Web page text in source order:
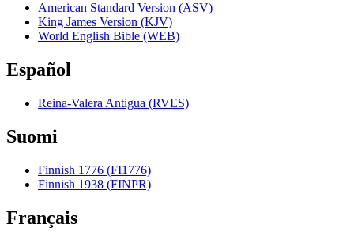
American Standard Version (ASV)
King James Version (KJV)
World English Bible (WEB)
Español
Reina-Valera Antigua (RVES)
Suomi
Finnish 1776 (FI1776)
Finnish 1938 (FINPR)
Français